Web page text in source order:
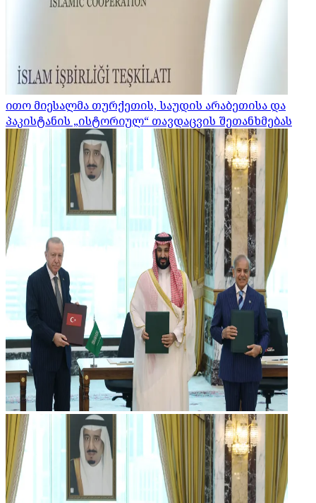
ითო მიესალმა თურქეთის, საუდის არაბეთისა და
პაკისტანის „ისტორიულ“ თავდაცვის შეთანხმებას